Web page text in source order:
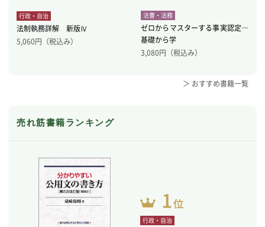
行政・自治
法制執務詳解 新版Ⅳ
5,060円（税込み）
法曹・法務
ゼロからマスターする事実認定―
基礎から学
3,080円（税込み）
＞ おすすめ書籍一覧
売れ筋書籍ランキング
行政・自治